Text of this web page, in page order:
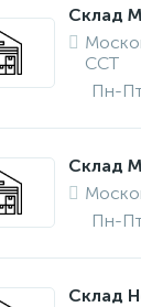
Склад
ССТ
Пн-
Склад
Пн-
Склад